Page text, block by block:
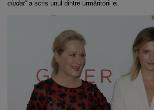
ciudat”a scris unul dintre urmăritorii ei.